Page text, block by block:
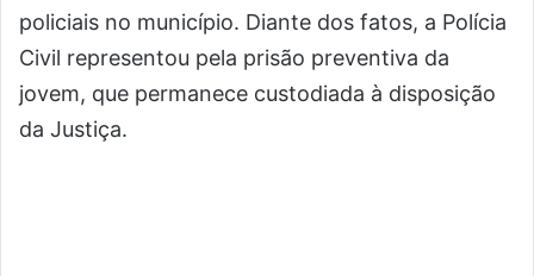
policiais no município. Diante dos fatos, a Polícia
Civil representou pela prisão preventiva da
jovem, que permanece custodiada à disposição
da Justiça.